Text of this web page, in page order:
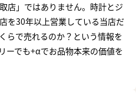
店」ではありません。時計とジ
を30年以上営業している当店だ
らで売れるのか？という情報を
ーでも+αでお品物本来の価値を